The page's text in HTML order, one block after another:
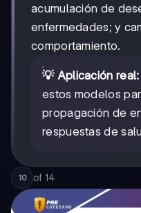
acumulación de
enfermedades; y
comportamiento.
💡 Aplicación real:
estos modelos
propagación de
respuestas de
10 of 14